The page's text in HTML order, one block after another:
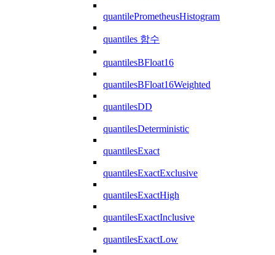
quantilePrometheusHistogram
quantiles 함수
quantilesBFloat16
quantilesBFloat16Weighted
quantilesDD
quantilesDeterministic
quantilesExact
quantilesExactExclusive
quantilesExactHigh
quantilesExactInclusive
quantilesExactLow